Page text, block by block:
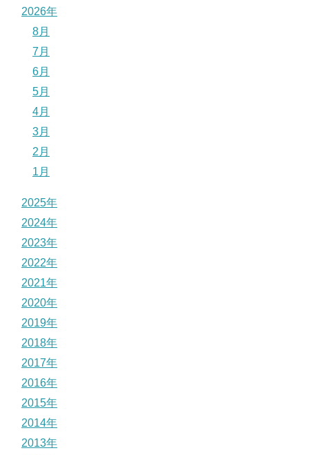
2026年
8月
7月
6月
5月
4月
3月
2月
1月
2025年
2024年
2023年
2022年
2021年
2020年
2019年
2018年
2017年
2016年
2015年
2014年
2013年